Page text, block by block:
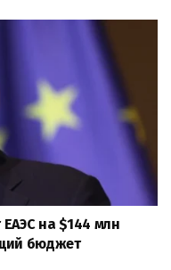
на $144 млн
бюджет